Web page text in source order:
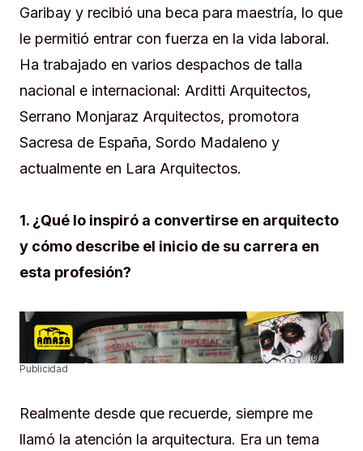
Garibay y recibió una beca para maestría, lo que
le permitió entrar con fuerza en la vida laboral.
Ha trabajado en varios despachos de talla
nacional e internacional: Arditti Arquitectos,
Serrano Monjaraz Arquitectos, promotora
Sacresa de España, Sordo Madaleno y
actualmente en Lara Arquitectos.
1. ¿Qué lo inspiró a convertirse en arquitecto
y cómo describe el inicio de su carrera en
esta profesión?
Publicidad
Realmente desde que recuerde, siempre me
llamó la atención la arquitectura. Era un tema